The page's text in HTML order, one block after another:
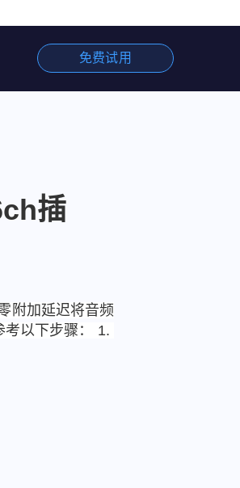
免费试用
插
附加延迟将音频
以下步骤： 1.